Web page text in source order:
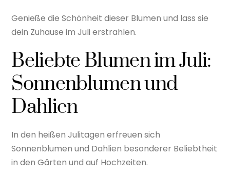
Genieße die Schönheit dieser Blumen und lass sie
dein Zuhause im Juli erstrahlen.
Beliebte Blumen im Juli:
Sonnenblumen und
Dahlien
In den heißen Julitagen erfreuen sich
Sonnenblumen und Dahlien besonderer Beliebtheit
in den Gärten und auf Hochzeiten.